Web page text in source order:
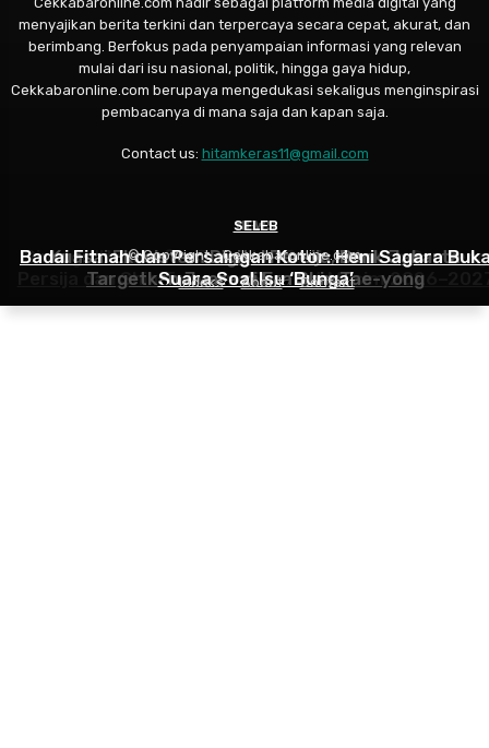
NEWS
Sinergi “United for Jakarta”, Bank Jakarta Gandeng
Persija dan Shin Tae-yong Sambut Musim
NEWS
Kuasai Ekosistem Digital Persija, Bank Jakarta
Targetkan Juara di Era Shin Tae-yong
SELEB
Badai Fitnah dan Persaingan Kotor: Heni Sagara
Suara Soal Isu ‘Bunga’
menyajikan berita terkini dan terpercaya secara cepat, akurat, dan
berimbang. Berfokus pada penyampaian informasi yang relevan
mulai dari isu nasional, politik, hingga gaya hidup,
Cekkabaronline.com berupaya mengedukasi sekaligus menginspirasi
pembacanya di mana saja dan kapan saja.
Contact us: hitamkeras11@gmail.com
© Copyright - Cekkabaronline.com
Indeks
About Contact